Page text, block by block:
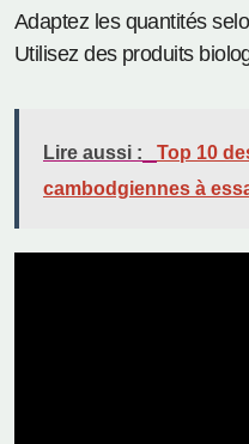
Adaptez les quantités
Utilisez des produits
Lire aussi :
Top 10
cambodgiennes à